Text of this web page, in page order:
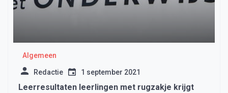
Algemeen
Redactie 1 september 2021
Leerresultaten leerlingen met rugzakje krijgt